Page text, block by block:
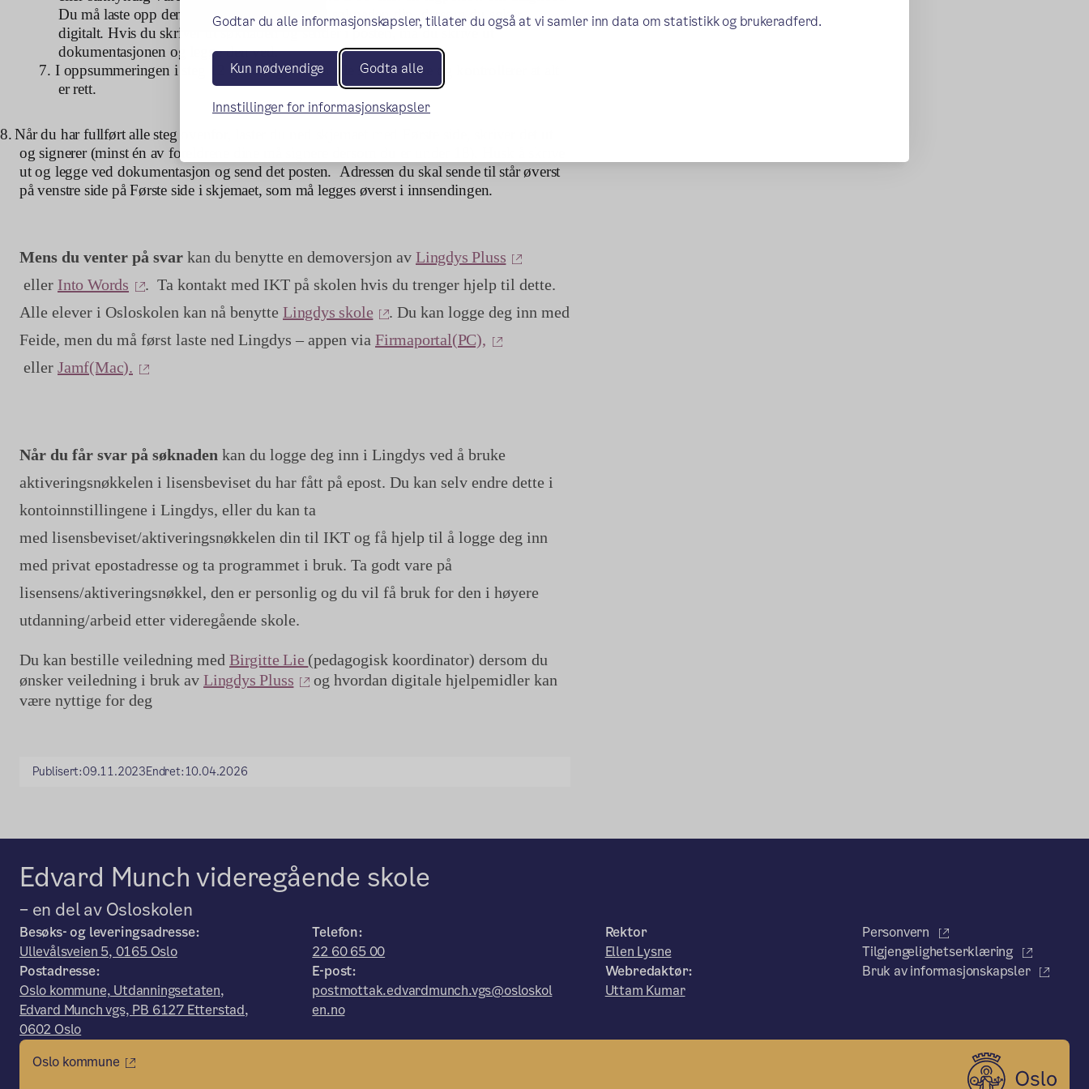
Godtar du alle informasjonskapsler, tillater du også at vi samler inn data om statistikk og brukeradferd.
Kun nødvendige Godta alle
Innstillinger for informasjonskapsler
Du må laste opp denne som PDF-vedlegg til søknaden din, dersom du søker
digitalt. Hvis du skriver ut søknaden og sender i posten, må du skrive ut
dokumentasjonen og legge den ved.
7. I oppsummeringen i steg 12 går du igjennom alle svarene dine og kontrollerer at alt
er rett.
8. Når du har fullført alle steg ovenfor, laster du ned skjemaet med Første side, skriver det ut
og signerer (minst én av foreldrene dine må signere dersom du er under 18), Husk å skrive
ut og legge ved dokumentasjon og send det posten. Adressen du skal sende til står øverst
på venstre side på Første side i skjemaet, som må legges øverst i innsendingen.
Mens du venter på svar kan du benytte en demoversjon av Lingdys Pluss
(ekstern lenke)
eller Into Words (ekstern lenke)
. Ta kontakt med IKT på skolen hvis du trenger hjelp til dette.
Alle elever i Osloskolen kan nå benytte Lingdys skole (ekstern lenke)
. Du kan logge deg inn med
Feide, men du må først laste ned Lingdys – appen via Firmaportal(PC),
(ekstern lenke)
eller Jamf(Mac). (ekstern lenke)
Når du får svar på søknaden kan du logge deg inn i Lingdys ved å bruke
aktiveringsnøkkelen i lisensbeviset du har fått på epost. Du kan selv endre dette i
kontoinnstillingene i Lingdys, eller du kan ta
med lisensbeviset/aktiveringsnøkkelen din til IKT og få hjelp til å logge deg inn
med privat epostadresse og ta programmet i bruk. Ta godt vare på
lisensens/aktiveringsnøkkel, den er personlig og du vil få bruk for den i høyere
utdanning/arbeid etter videregående skole.
Du kan bestille veiledning med Birgitte Lie (pedagogisk koordinator) dersom du
ønsker veiledning i bruk av Lingdys Pluss (ekstern lenke)
og hvordan digitale hjelpemidler kan
være nyttige for deg
Publisert:09.11.2023Endret:10.04.2026
Edvard Munch videregående skole
– en del av Osloskolen
Besøks- og leveringsadresse:
Ullevålsveien 5, 0165 Oslo
Postadresse:
Oslo kommune, Utdanningsetaten,
Edvard Munch vgs, PB 6127 Etterstad,
0602 Oslo
Telefon:
22 60 65 00
E-post:
postmottak.edvardmunch.vgs@osloskol
en.no
Rektor
Ellen Lysne
Webredaktør:
Uttam Kumar
Personvern
Tilgjengelighetserklæring
Bruk av informasjonskapsler
Oslo kommune